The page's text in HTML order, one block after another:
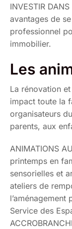
INVESTIR
avantages de
professionnel
immobilier.
Les
La rénovation
impact toute la
organisateurs
parents, aux
ANIMATIONS
printemps en
sensorielles et
ateliers de
Service des